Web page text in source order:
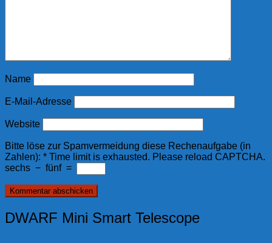
Name
E-Mail-Adresse
Website
Bitte löse zur Spamvermeidung diese Rechenaufgabe (in
Zahlen): * Time limit is exhausted. Please reload CAPTCHA.
sechs − fünf =
DWARF Mini Smart Telescope